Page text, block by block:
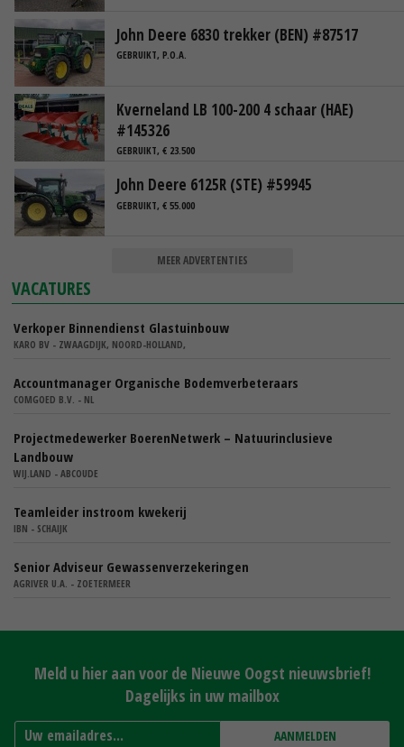
John Deere 6830 trekker (BEN) #87517
GEBRUIKT, P.O.A.
Kverneland LB 100-200 4 schaar (HAE)
#145326
GEBRUIKT, € 23.500
John Deere 6125R (STE) #59945
GEBRUIKT, € 55.000
MEER ADVERTENTIES
VACATURES
Verkoper Binnendienst Glastuinbouw
KARO BV - ZWAAGDIJK, NOORD-HOLLAND,
Accountmanager Organische Bodemverbeteraars
COMGOED B.V. - NL
Projectmedewerker BoerenNetwerk – Natuurinclusieve
Landbouw
WIJ.LAND - ABCOUDE
Teamleider instroom kwekerij
IBN - SCHAIJK
Senior Adviseur Gewassenverzekeringen
AGRIVER U.A. - ZOETERMEER
Meld u hier aan voor de Nieuwe Oogst nieuwsbrief!
Dagelijks in uw mailbox
AANMELDEN